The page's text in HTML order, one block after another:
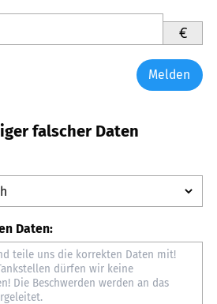
€
Melden
falscher Daten
Daten: